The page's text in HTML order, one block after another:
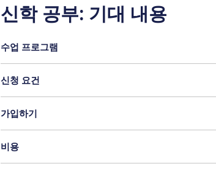
신학 공부: 기대 내용
수업 프로그램
신청 요건
가입하기
비용